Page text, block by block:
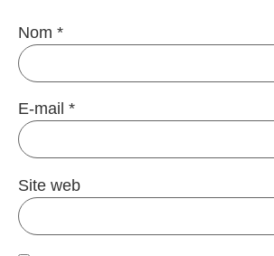
Nom *
E-mail *
Site web